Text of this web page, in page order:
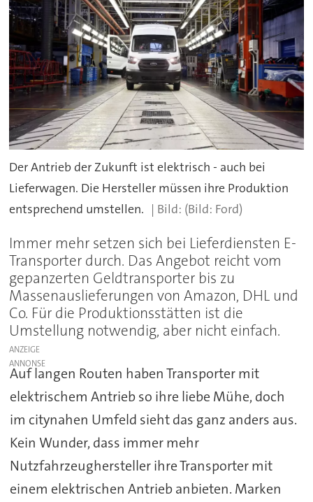
Der Antrieb der Zukunft ist elektrisch - auch bei
Lieferwagen. Die Hersteller müssen ihre Produktion
entsprechend umstellen.
(Bild: Ford)
Immer mehr setzen sich bei Lieferdiensten E-
Transporter durch. Das Angebot reicht vom
gepanzerten Geldtransporter bis zu
Massenauslieferungen von Amazon, DHL und
Co. Für die Produktionsstätten ist die
Umstellung notwendig, aber nicht einfach.
ANZEIGE
Auf langen Routen haben Transporter mit
elektrischem Antrieb so ihre liebe Mühe, doch
im citynahen Umfeld sieht das ganz anders aus.
Kein Wunder, dass immer mehr
Nutzfahrzeughersteller ihre Transporter mit
einem elektrischen Antrieb anbieten. Marken